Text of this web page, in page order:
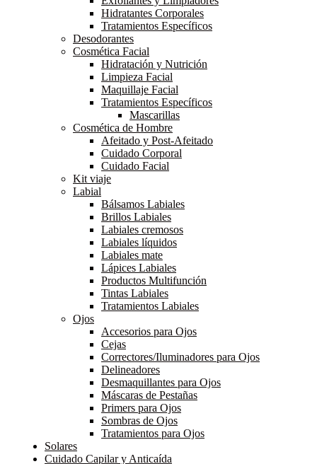
Hidratantes Corporales
Tratamientos Específicos
Desodorantes
Cosmética Facial
Hidratación y Nutrición
Limpieza Facial
Maquillaje Facial
Tratamientos Específicos
Mascarillas
Cosmética de Hombre
Afeitado y Post-Afeitado
Cuidado Corporal
Cuidado Facial
Kit viaje
Labial
Bálsamos Labiales
Brillos Labiales
Labiales cremosos
Labiales líquidos
Labiales mate
Lápices Labiales
Productos Multifunción
Tintas Labiales
Tratamientos Labiales
Ojos
Accesorios para Ojos
Cejas
Correctores/Iluminadores para Ojos
Delineadores
Desmaquillantes para Ojos
Máscaras de Pestañas
Primers para Ojos
Sombras de Ojos
Tratamientos para Ojos
Solares
Cuidado Capilar y Anticaída